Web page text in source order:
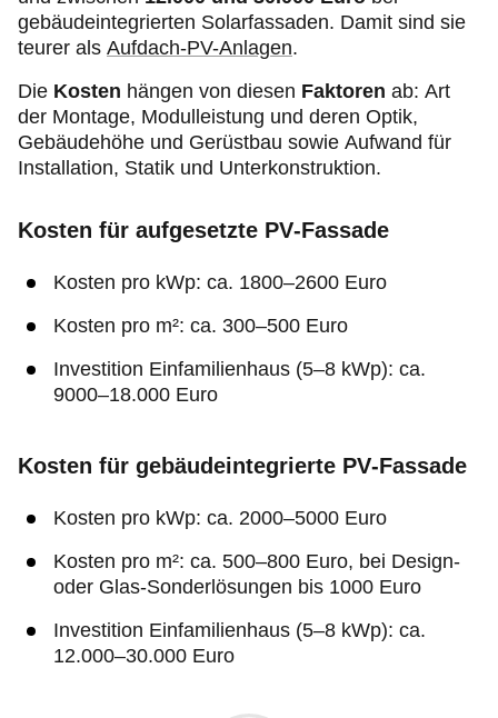
gebäudeintegrierten Solarfassaden. Damit sind sie
teurer als Aufdach-PV-Anlagen.
Die Kosten hängen von diesen Faktoren ab: Art
der Montage, Modulleistung und deren Optik,
Gebäudehöhe und Gerüstbau sowie Aufwand für
Installation, Statik und Unterkonstruktion.
Kosten für aufgesetzte PV‑Fassade
Kosten pro kWp: ca. 1800–2600 Euro
Kosten pro m²: ca. 300–500 Euro
Investition Einfamilienhaus (5–8 kWp): ca.
9000–18.000 Euro
Kosten für gebäudeintegrierte PV‑Fassade
Kosten pro kWp: ca. 2000–5000 Euro
Kosten pro m²: ca. 500–800 Euro, bei Design‑
oder Glas‑Sonderlösungen bis 1000 Euro
Investition Einfamilienhaus (5–8 kWp): ca.
12.000–30.000 Euro